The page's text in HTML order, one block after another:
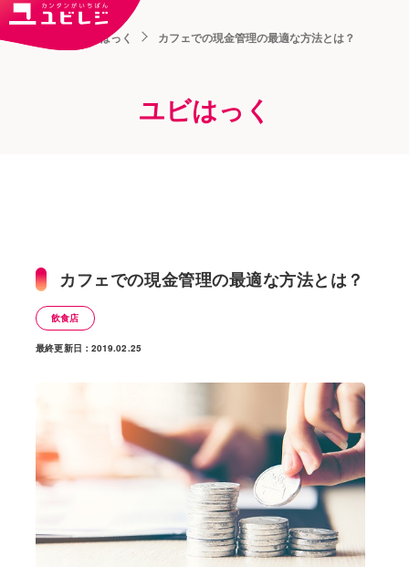
ユビはっく カフェでの現金管理の最適な方法とは？
ユビはっく
カフェでの現金管理の最適な方法とは？
飲食店
最終更新日：2019.02.25